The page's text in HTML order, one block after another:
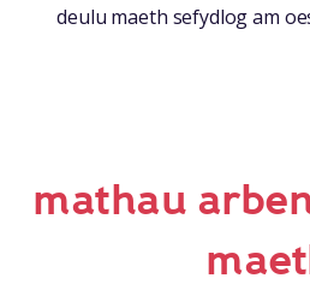
deulu maeth sefydlog am
mathau